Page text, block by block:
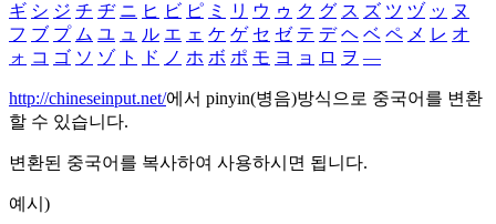
ギ シ ジ チ ヂ ニ ヒ ビ ピ ミ リ ウ ゥ ク グ ス ズ ツ ヅ ッ ヌ
フ ブ プ ム ユ ュ ル エ ェ ケ ゲ セ ゼ テ デ ヘ ベ ペ メ レ オ
ォ コ ゴ ソ ゾ ト ド ノ ホ ボ ポ モ ヨ ョ ロ ヲ ―
http://chineseinput.net/에서 pinyin(병음)방식으로 중국어를 변환
할 수 있습니다.
변환된 중국어를 복사하여 사용하시면 됩니다.
예시)